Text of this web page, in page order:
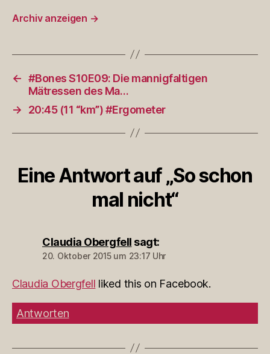
Archiv anzeigen →
← #Bones S10E09: Die mannigfaltigen
Mätressen des Ma…
→
20:45 (11 “km”) #Ergometer
Eine Antwort auf „So schon
mal nicht“
Claudia Obergfell sagt:
20. Oktober 2015 um 23:17 Uhr
Claudia Obergfell liked this on Facebook.
Antworten